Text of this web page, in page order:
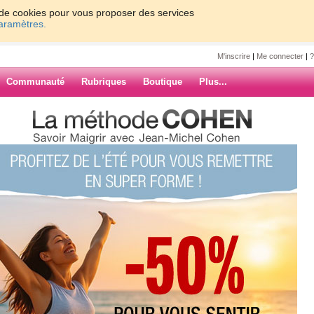
cookies pour vous proposer des services
M'inscrire | Me connecter |
Communauté Rubriques Boutique Plus...
!!!
!!!
pour moi et pour vous !
sans dessus / dessous ... Grrrrrr
pas de lessive de faite, jouets plein
ARCHIVES